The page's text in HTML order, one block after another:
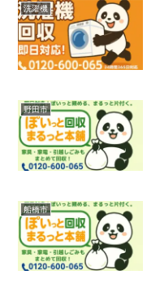
洗濯機
野田市
船橋市